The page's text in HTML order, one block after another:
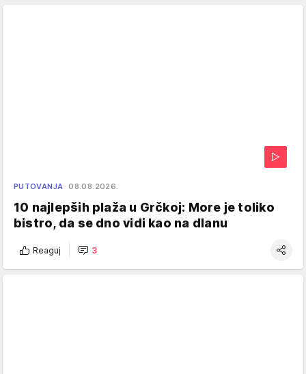
PUTOVANJA 08.08.2026.
10 najlepših plaža u Grčkoj: More je toliko
bistro, da se dno vidi kao na dlanu
Reaguj 3